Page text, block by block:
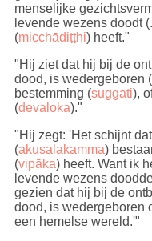
menselijke
levende wezens doodt
(micchādiṭṭhi) heeft."
"Hij ziet dat hij bij de
dood, is wedergeboren (
bestemming (suggati),
(devaloka)."
"Hij zegt: 'Het schijnt
(akusalakamma)
(vipāka) heeft. Want ik
levende wezens
gezien dat hij bij de
dood, is wedergeboren
een hemelse wereld.'"